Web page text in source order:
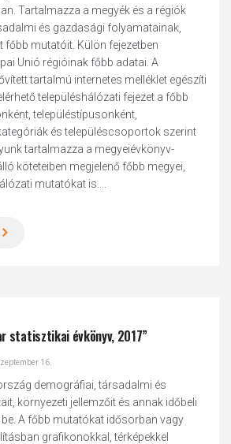
Tartalmazza a megyék és a régiók
és gazdasági folyamatainak,
főbb mutatóit. Külön fejezetben
Unió régióinak főbb adatai. A
tartalmú internetes melléklet egészíti
településhálózati fejezet a főbb
településtípusonként,
és településcsoportok szerint
tartalmazza a megyeiévkönyv-
köteteiben megjelenő főbb megyei,
mutatókat is....
statisztikai évkönyv, 2017”
16.
demográfiai, társadalmi és
környezeti jellemzőit és annak időbeli
A főbb mutatókat idősorban vagy
grafikonokkal, térképekkel